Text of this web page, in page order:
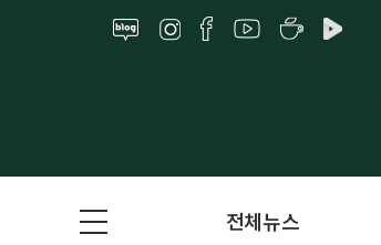
전체뉴스